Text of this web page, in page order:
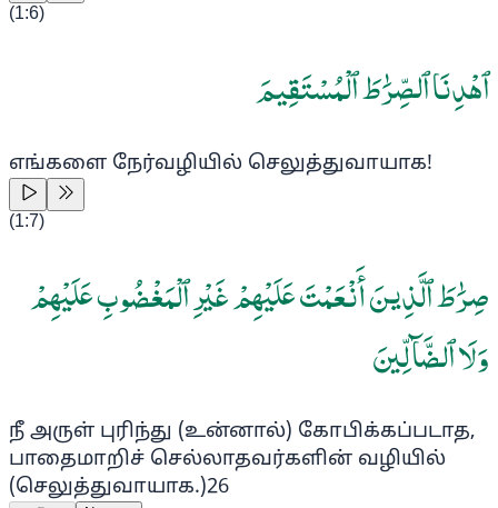
(1:6)
ٱهْدِنَا ٱلصِّرَٰطَ ٱلْمُسْتَقِيمَ
எங்களை நேர்வழியில் செலுத்துவாயாக!
(1:7)
صِرَٰطَ ٱلَّذِينَ أَنْعَمْتَ عَلَيْهِمْ غَيْرِ ٱلْمَغْضُوبِ عَلَيْهِمْ
وَلَا ٱلضَّآلِّينَ
நீ அருள் புரிந்து (உன்னால்) கோபிக்கப்படாத,
பாதைமாறிச் செல்லாதவர்களின் வழியில்
(செலுத்துவாயாக.)26